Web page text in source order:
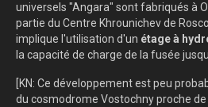
universels "Angara" sont fabriqués à
partie du Centre Khrounichev de
implique l'utilisation d'un étage à
la capacité de charge de la fusée
[KN: Ce développement est peu
du cosmodrome Vostochny proche